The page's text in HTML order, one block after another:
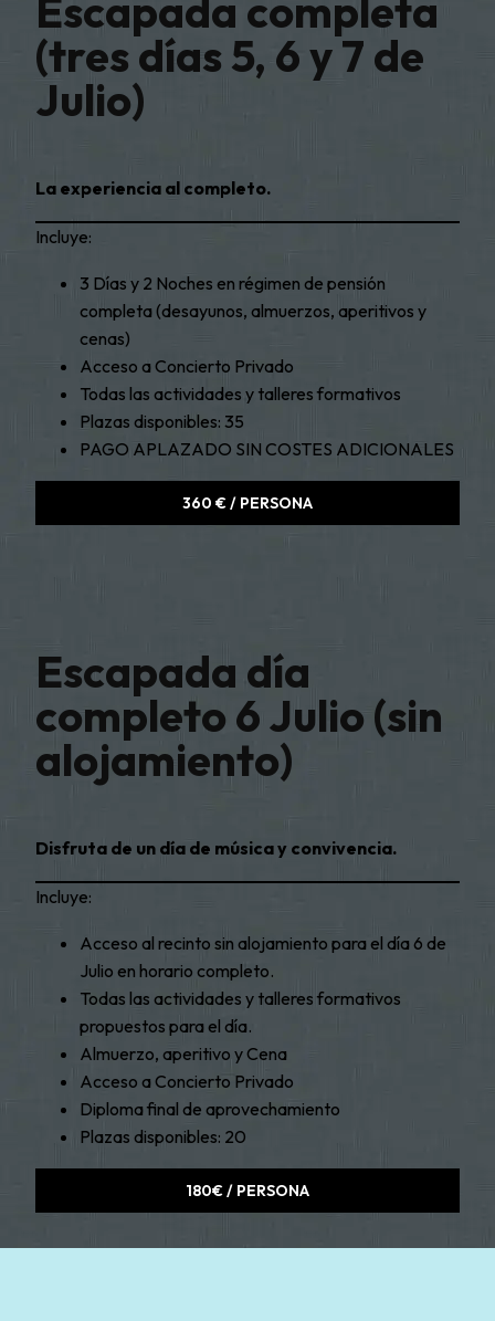
Escapada completa
(tres días 5, 6 y 7 de
Julio)
La experiencia al completo.
Incluye:
3 Días y 2 Noches en régimen de pensión
completa (desayunos, almuerzos, aperitivos y
cenas)
Acceso a Concierto Privado
Todas las actividades y talleres formativos
Plazas disponibles: 35
PAGO APLAZADO SIN COSTES ADICIONALES
360 € / PERSONA
Escapada día
completo 6 Julio (sin
alojamiento)
Disfruta de un día de música y convivencia.
Incluye:
Acceso al recinto sin alojamiento para el día 6 de
Julio en horario completo.
Todas las actividades y talleres formativos
propuestos para el día.
Almuerzo, aperitivo y Cena
Acceso a Concierto Privado
Diploma final de aprovechamiento
Plazas disponibles: 20
180€ / PERSONA